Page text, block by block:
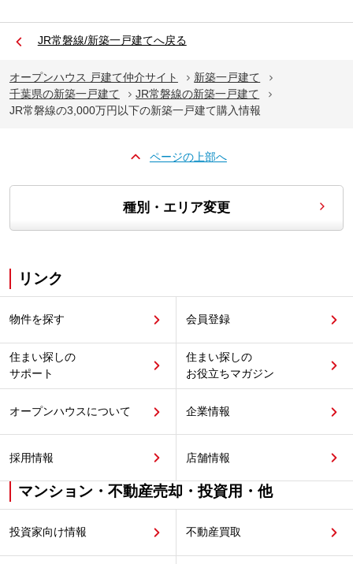
JR常磐線/新築一戸建てへ戻る
オープンハウス 戸建て仲介サイト
新築一戸建て
千葉県の新築一戸建て
JR常磐線の新築一戸建て
JR常磐線の3,000万円以下の新築一戸建て購入情報
ページの上部へ
種別・エリア変更
リンク
物件を探す 会員登録
住まい探しの
サポート
住まい探しの
お役立ちマガジン
オープンハウスについて 企業情報
採用情報 店舗情報
マンション・不動産売却・投資用・他
投資家向け情報 不動産買取